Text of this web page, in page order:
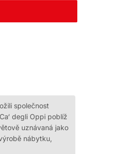
společnost
degli Oppi poblíž
uznávaná jako
nábytku,